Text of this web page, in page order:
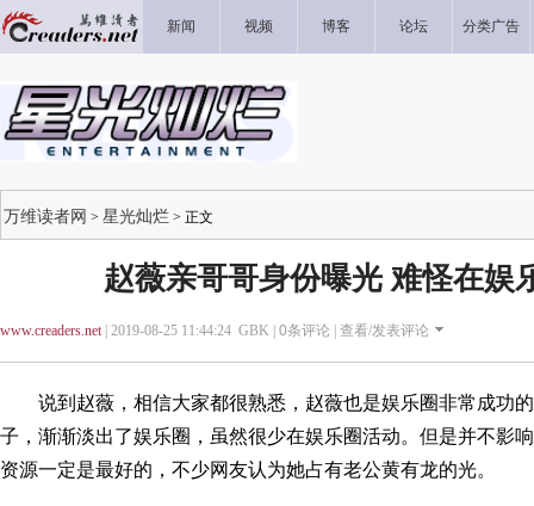
新闻 视频 博客 论坛 分类广告
万维读者网 > 星光灿烂 > 正文
赵薇亲哥哥身份曝光 难怪在娱
www.creaders.net| 2019-08-25 11:44:24 GBK | 0条评论 | 查看/发表评论
说到赵薇，相信大家都很熟悉，赵薇也是娱乐圈非常成功的
子，渐渐淡出了娱乐圈，虽然很少在娱乐圈活动。但是并不影
资源一定是最好的，不少网友认为她占有老公黄有龙的光。